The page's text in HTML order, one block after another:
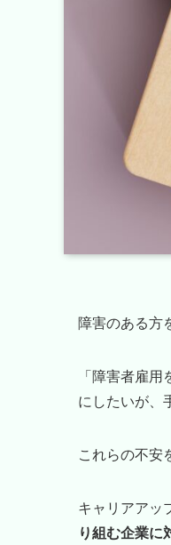
障害のある方
「障害者雇
にしたいが、
これらの不安
キャリアアッ
り組む企業に